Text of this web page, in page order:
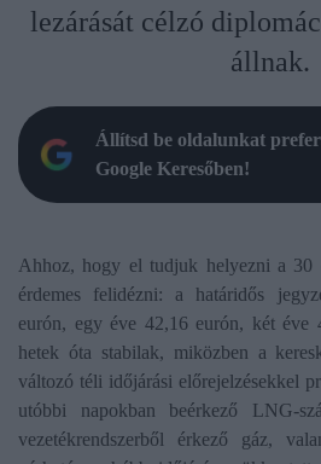
lezárását célzó
állnak.
Állítsd be oldalunkat
Google Keresőben!
Ahhoz, hogy el tudjuk helyezni a 30
érdemes felidézni: a határidős
eurón, egy éve 42,16 eurón, két éve
hetek óta stabilak, miközben a
változó téli időjárási előrejelzésekkel
utóbbi napokban beérkező LNG-
vezetékrendszerből érkező gáz,